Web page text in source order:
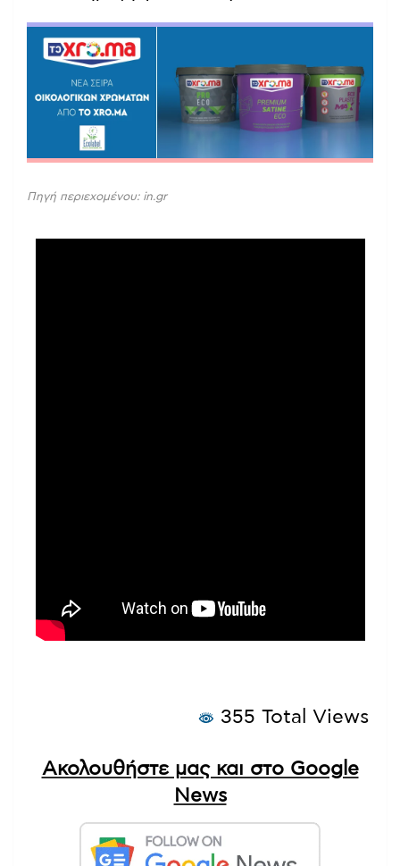
Πηγή περιεχομένου: in.gr
355 Total Views
Ακολουθήστε μας και στο Google
News